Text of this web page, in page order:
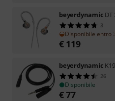
beyerdynamic DT
3
Disponibile entro
€ 119
beyerdynamic
26
Disponibile
€77